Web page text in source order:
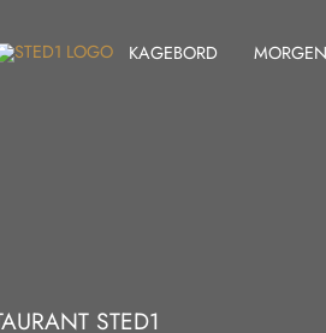
KAGEBORD
STED1